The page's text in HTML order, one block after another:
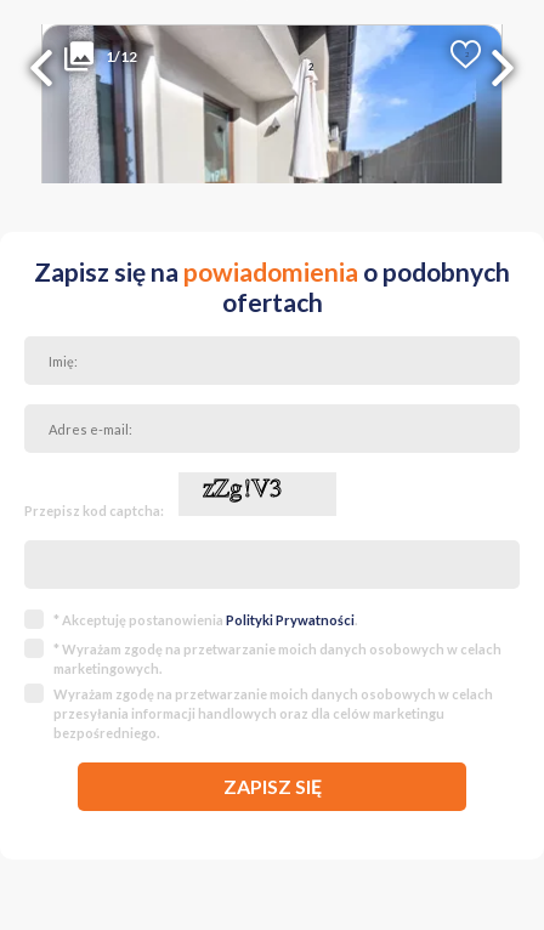
1/12Liczba pokoi
5
Powierzchnia
105 m2
Cena za m2
11 562 PLN
MAŁOPOLSKIE Kraków Opatkowice ul. Leona Petrażyckiego
Zapisz się na powiadomienia o podobnych
ofertach
Przepisz kod captcha:
* Akceptuję postanowienia Polityki Prywatności.
* Wyrażam zgodę na przetwarzanie moich danych osobowych w celach
marketingowych.
Wyrażam zgodę na przetwarzanie moich danych osobowych w celach
przesyłania informacji handlowych oraz dla celów marketingu
bezpośredniego.
ZAPISZ SIĘ